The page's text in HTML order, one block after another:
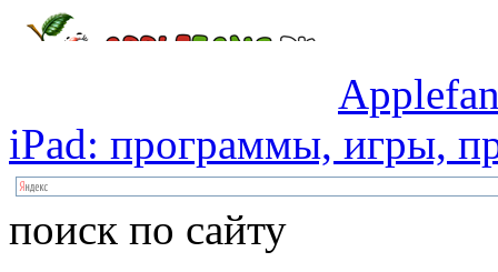
iPad: программы, игры,
поиск по сайту